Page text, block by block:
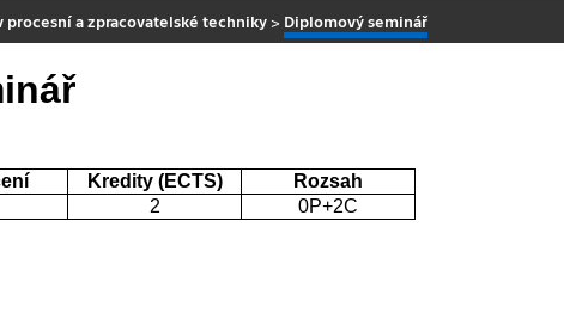
procesní a zpracovatelské techniky > Diplomový seminář
Kredity (ECTS)
Rozsah
2 0P+2C